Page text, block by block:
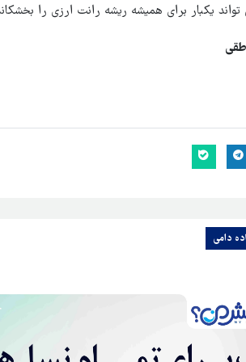
یکبار برای همیشه ریشه رانت ارزی را
دامی